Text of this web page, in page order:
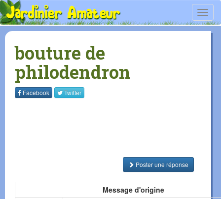
bouture de
philodendron
Facebook Twitter
Poster une réponse
Message d'origine